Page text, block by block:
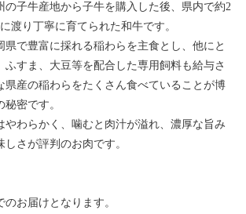
の子牛産地から子牛を購入した後、県内で約2
渡り丁寧に育てられた和牛です。
県で豊富に採れる稲わらを主食とし、他にと
ふすま、大豆等を配合した専用飼料も給与さ
県産の稲わらをたくさん食べていることが博
密です。
やわらかく、噛むと肉汁が溢れ、濃厚な旨み
さが評判のお肉です。
お届けとなります。